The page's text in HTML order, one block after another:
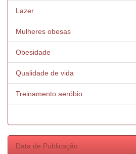
Lazer
Mulheres obesas
Obesidade
Qualidade de vida
Treinamento aeróbio
Data de Publicação